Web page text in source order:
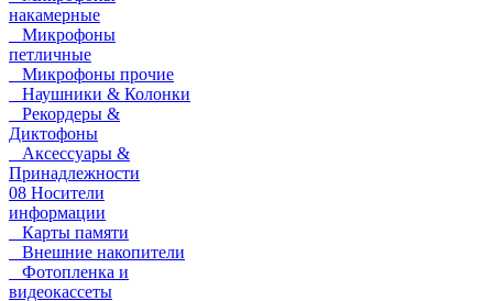
накамерные
Микрофоны
петличные
Микрофоны прочие
Наушники & Колонки
Рекордеры &
Диктофоны
Аксессуары &
Принадлежности
08 Носители
информации
Карты памяти
Внешние накопители
Фотопленка и
видеокассеты